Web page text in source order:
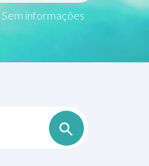
Sem informações